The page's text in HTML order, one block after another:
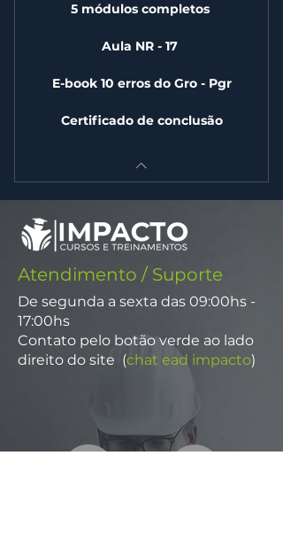
5 módulos completos ​
Aula NR - 17
E-book 10 erros do Gro - Pgr
Certificado de conclusão
Atendimento / Suporte
De segunda a sexta das 09:00hs -
17:00hs
Contato pelo botão verde ao lado
direito do site (chat ead impacto)